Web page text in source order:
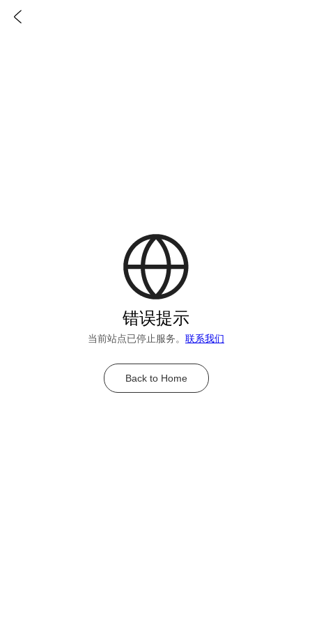
错误提示
当前站点已停止服务。 联系我们
Back to Home